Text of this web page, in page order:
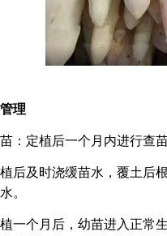
理
：定植后一个月内进行查
后及时浇缓苗水，覆土后
。
一个月后，幼苗进入正常